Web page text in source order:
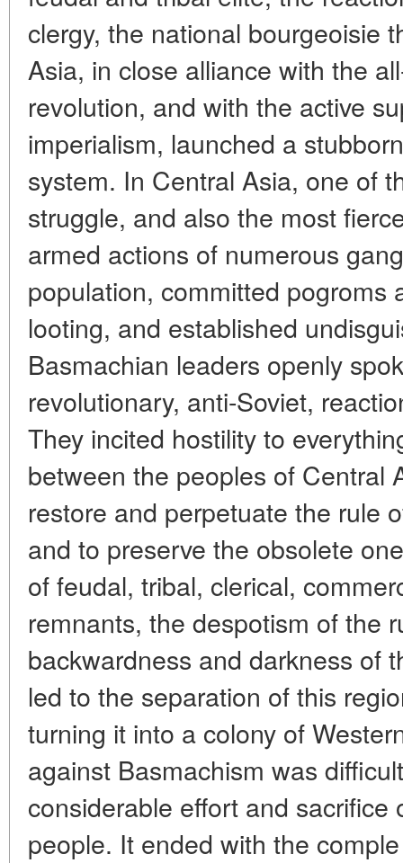
clergy, the national bourgeoisie
Asia, in close alliance with the
revolution, and with the active
imperialism, launched a
system. In Central Asia, one of
struggle, and also the most
armed actions of numerous
population, committed pogroms
looting, and established
Basmachian leaders openly
revolutionary, anti-Soviet,
They incited hostility to
between the peoples of Central
restore and perpetuate the rule
and to preserve the obsolete
of feudal, tribal, clerical,
remnants, the despotism of the
backwardness and darkness of
led to the separation of this
turning it into a colony of
against Basmachism was
considerable effort and
people. It ended with the